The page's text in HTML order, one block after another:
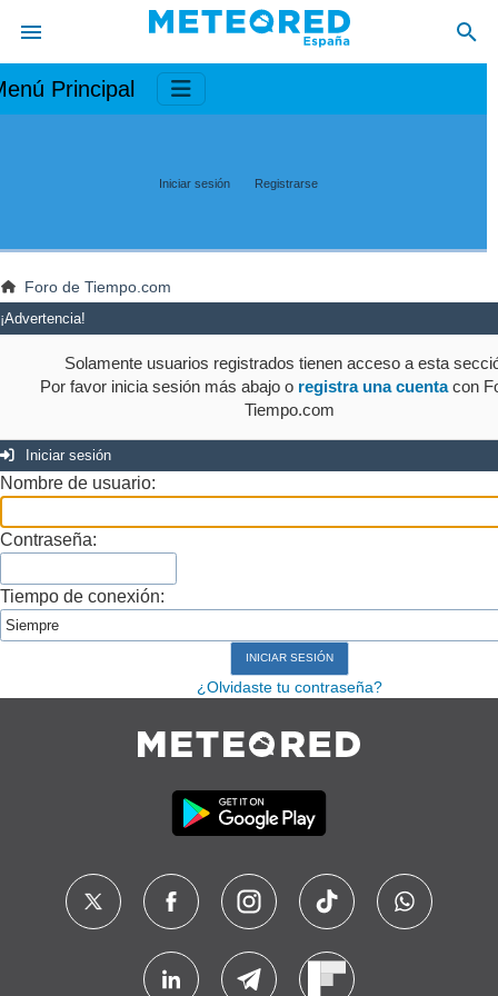
Principal
Iniciar sesión Registrarse
Foro de Tiempo.com
¡Advertencia!
Solamente usuarios registrados tienen acceso a esta
Por favor inicia sesión más abajo o registra una cuentacon
Tiempo.com
Iniciar sesión
Nombre de usuario:
Contraseña:
Tiempo de conexión:
¿Olvidaste tu contraseña?